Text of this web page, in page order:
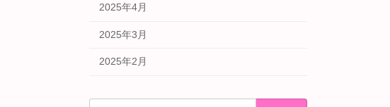
2025年4月
2025年3月
2025年2月